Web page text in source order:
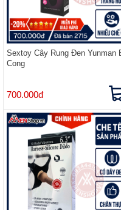
Sextoy Cây Rung Đen Yunman
Cong
700.000đ